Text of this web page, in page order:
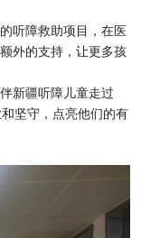
听障救助项目，在医
外的支持，让更多孩
新疆听障儿童走过
和坚守，点亮他们的有